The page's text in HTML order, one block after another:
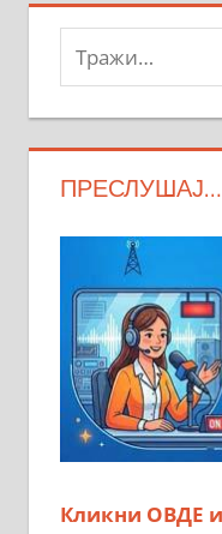
Тражи:
ПРЕСЛУШАЈ…
Кликни ОВДЕ